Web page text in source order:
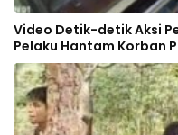
Video Detik-detik Aksi
Pelaku Hantam Korban